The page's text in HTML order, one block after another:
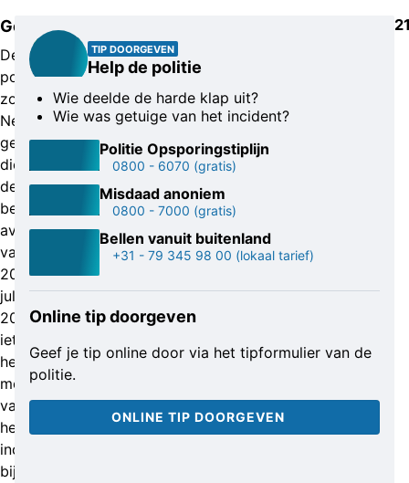
Getuigen
De
politie
zoekt
Nederlandse
getuigen
die
de
bewuste
avond
van
20
juli
2021
iets
hebben
meegekregen
van
het
incident
bij
TIP DOORGEVEN
Help de politie
Wie deelde de harde klap uit?
Wie was getuige van het incident?
Politie Opsporingstiplijn
0800 - 6070 (gratis)
Misdaad anoniem
0800 - 7000 (gratis)
Bellen vanuit buitenland
+31 - 79 345 98 00 (lokaal tarief)
Online tip doorgeven
Geef je tip online door via het tipformulier van de
politie.
ONLINE TIP DOORGEVEN